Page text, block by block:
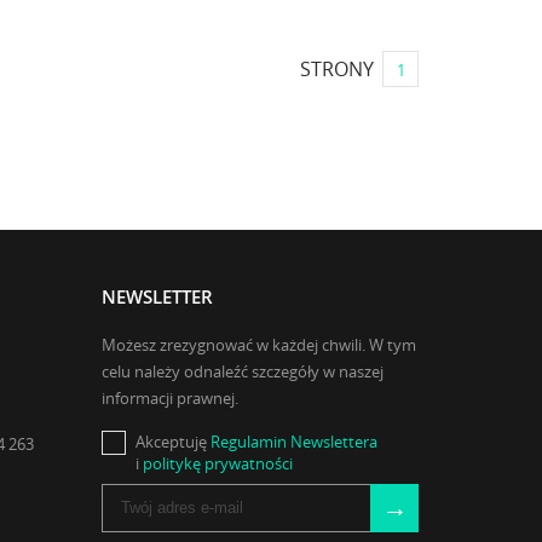
STRONY 1
263
NEWSLETTER
Możesz zrezygnować w każdej chwili. W tym
celu należy odnaleźć szczegóły w naszej
informacji prawnej.
Akceptuję Regulamin Newslettera
i politykę prywatności